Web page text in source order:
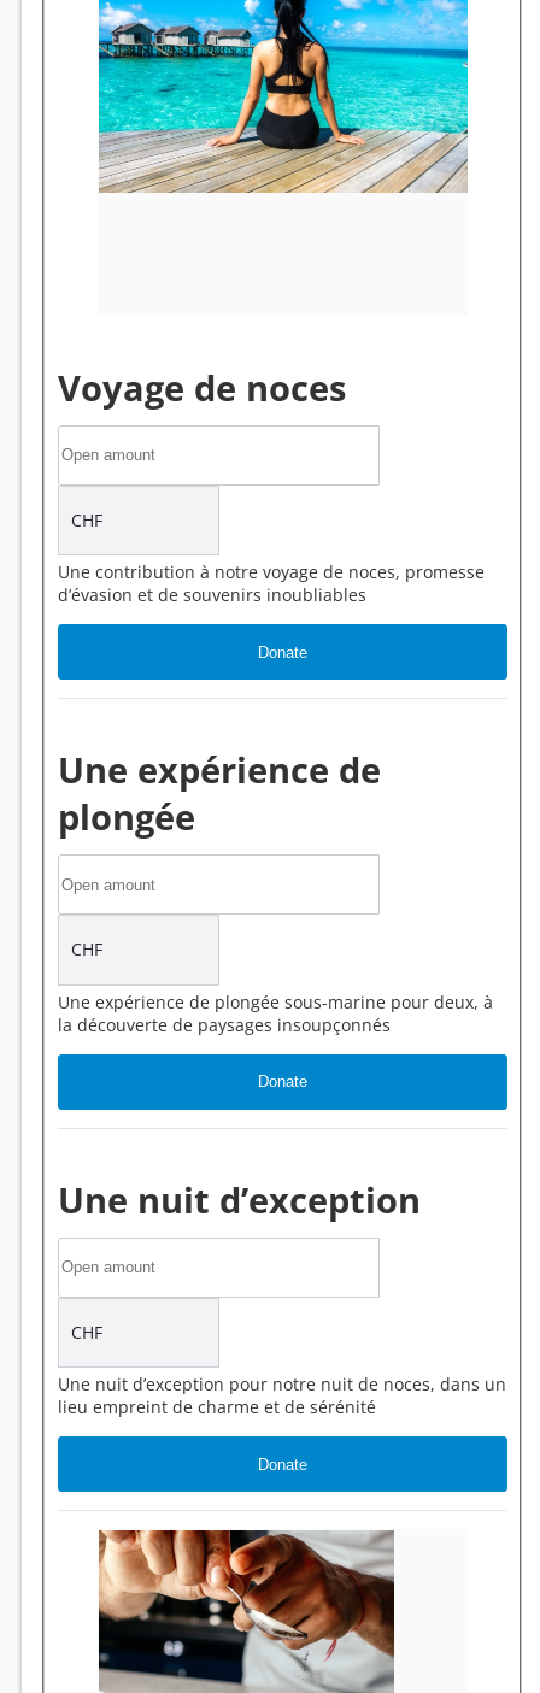
Voyage de noces
CHF
Une contribution à notre voyage de noces, promesse
d’évasion et de souvenirs inoubliables
Une expérience de
plongée
CHF
Une expérience de plongée sous-marine pour deux, à
la découverte de paysages insoupçonnés
Une nuit d’exception
CHF
Une nuit d’exception pour notre nuit de noces, dans un
lieu empreint de charme et de sérénité